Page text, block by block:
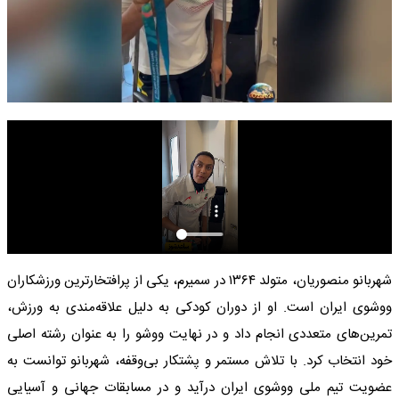
شهربانو منصوریان، متولد ۱۳۶۴ در سمیرم، یکی از پرافتخارترین ورزشکاران
ووشوی ایران است. او از دوران کودکی به دلیل علاقه‌مندی به ورزش،
تمرین‌های متعددی انجام داد و در نهایت ووشو را به عنوان رشته اصلی
خود انتخاب کرد. با تلاش مستمر و پشتکار بی‌وقفه، شهربانو توانست به
عضویت تیم ملی ووشوی ایران درآید و در مسابقات جهانی و آسیایی